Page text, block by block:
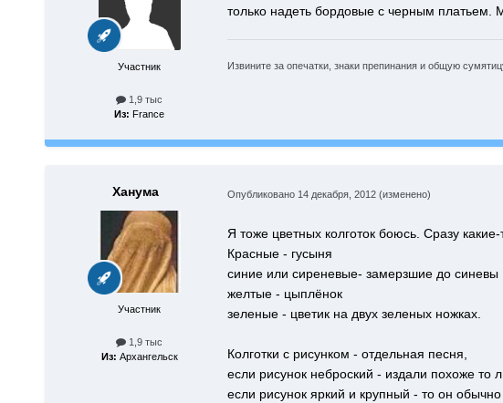
Участник
1,9 тыс
Из: France
только надеть бордовые с черным платьем.
Извините за опечатки, знаки препинания и общую
Ханума
Участник
1,9 тыс
Из: Архангельск
Опубликовано 14 декабря, 2012 (изменено)
Я тоже цветных колготок боюсь. Сразу
Красные - гусыня
синие или сиреневые- замерзшие до синевы
желтые - цыплёнок
зеленые - цветик на двух зеленых ножках.
Колготки с рисунком - отдельная песня,
если рисунок неброский - издали похоже то
если рисунок яркий и крупный - то он